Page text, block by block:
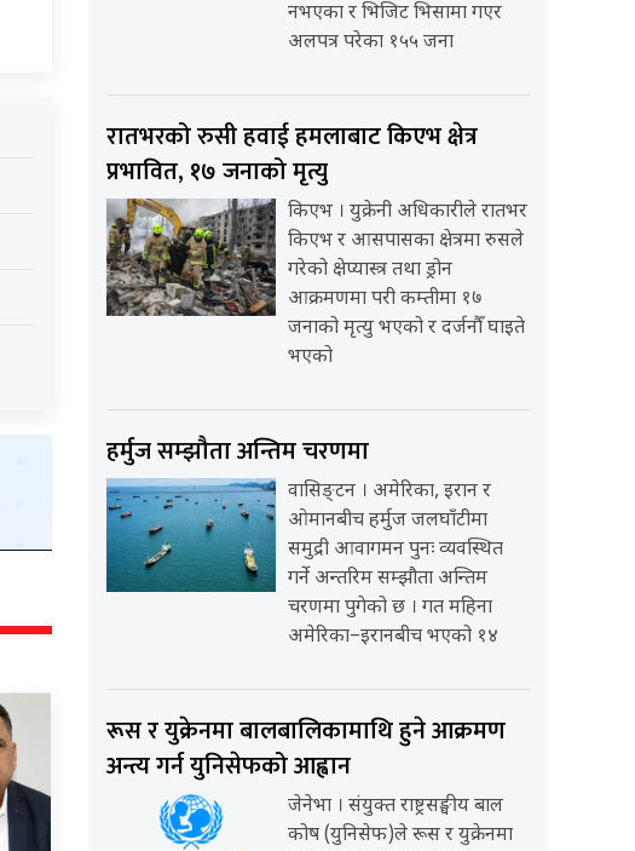
नभएका र भिजिट भिसामा गएर
अलपत्र परेका १५५ जना
रातभरको रुसी हवाई हमलाबाट किएभ क्षेत्र
प्रभावित, १७ जनाको मृत्यु
किएभ । युक्रेनी अधिकारीले रातभर
किएभ र आसपासका क्षेत्रमा रुसले
गरेको क्षेप्यास्त्र तथा ड्रोन
आक्रमणमा परी कम्तीमा १७
जनाको मृत्यु भएको र दर्जनौँ घाइते
भएको
हर्मुज सम्झौता अन्तिम चरणमा
वासिङ्टन । अमेरिका, इरान र
ओमानबीच हर्मुज जलघाँटीमा
समुद्री आवागमन पुनः व्यवस्थित
गर्ने अन्तरिम सम्झौता अन्तिम
चरणमा पुगेको छ । गत महिना
अमेरिका–इरानबीच भएको १४
रूस र युक्रेनमा बालबालिकामाथि हुने आक्रमण
अन्त्य गर्न युनिसेफको आह्वान
जेनेभा । संयुक्त राष्ट्रसङ्घीय बाल
कोष (युनिसेफ)ले रूस र युक्रेनमा